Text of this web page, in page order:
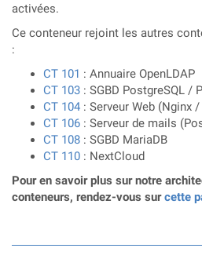
activées.
Ce conteneur rejoint les autres
:
CT 101 : Annuaire OpenLDAP
CT 103 : SGBD PostgreSQL /
CT 104 : Serveur Web (Nginx
CT 106 : Serveur de mails
CT 108 : SGBD MariaDB
CT 110 : NextCloud
Pour en savoir plus sur notre
conteneurs, rendez-vous surcette